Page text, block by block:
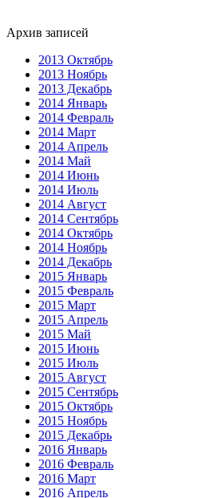
Архив записей
2013 Октябрь
2013 Ноябрь
2013 Декабрь
2014 Январь
2014 Февраль
2014 Март
2014 Апрель
2014 Май
2014 Июнь
2014 Июль
2014 Август
2014 Сентябрь
2014 Октябрь
2014 Ноябрь
2014 Декабрь
2015 Январь
2015 Февраль
2015 Март
2015 Апрель
2015 Май
2015 Июнь
2015 Июль
2015 Август
2015 Сентябрь
2015 Октябрь
2015 Ноябрь
2015 Декабрь
2016 Январь
2016 Февраль
2016 Март
2016 Апрель